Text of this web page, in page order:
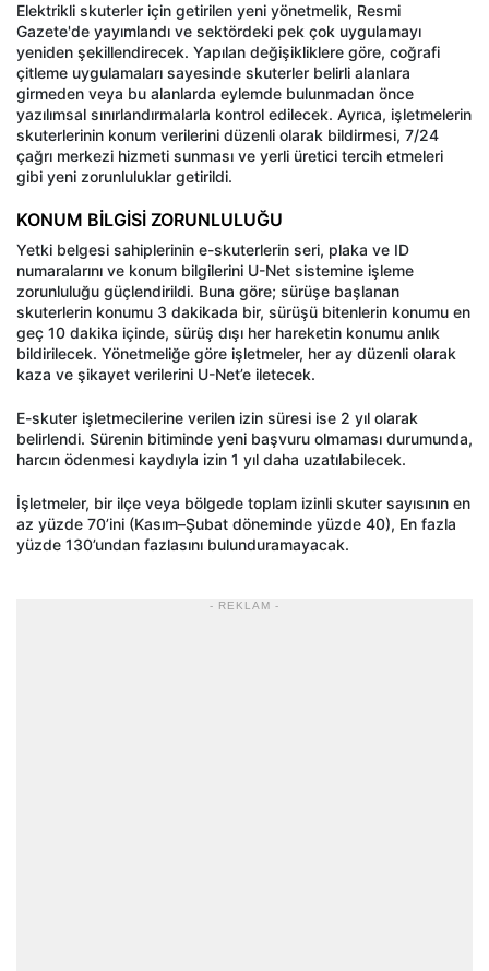
Elektrikli skuterler için getirilen yeni yönetmelik, Resmi
Gazete'de yayımlandı ve sektördeki pek çok uygulamayı
yeniden şekillendirecek. Yapılan değişikliklere göre, coğrafi
çitleme uygulamaları sayesinde skuterler belirli alanlara
girmeden veya bu alanlarda eylemde bulunmadan önce
yazılımsal sınırlandırmalarla kontrol edilecek. Ayrıca, işletmelerin
skuterlerinin konum verilerini düzenli olarak bildirmesi, 7/24
çağrı merkezi hizmeti sunması ve yerli üretici tercih etmeleri
gibi yeni zorunluluklar getirildi.
KONUM BİLGİSİ ZORUNLULUĞU
Yetki belgesi sahiplerinin e-skuterlerin seri, plaka ve ID
numaralarını ve konum bilgilerini U-Net sistemine işleme
zorunluluğu güçlendirildi. Buna göre; sürüşe başlanan
skuterlerin konumu 3 dakikada bir, sürüşü bitenlerin konumu en
geç 10 dakika içinde, sürüş dışı her hareketin konumu anlık
bildirilecek. Yönetmeliğe göre işletmeler, her ay düzenli olarak
kaza ve şikayet verilerini U-Net’e iletecek.
E-skuter işletmecilerine verilen izin süresi ise 2 yıl olarak
belirlendi. Sürenin bitiminde yeni başvuru olmaması durumunda,
harcın ödenmesi kaydıyla izin 1 yıl daha uzatılabilecek.
İşletmeler, bir ilçe veya bölgede toplam izinli skuter sayısının en
az yüzde 70’ini (Kasım–Şubat döneminde yüzde 40), En fazla
yüzde 130’undan fazlasını bulunduramayacak.
- REKLAM -